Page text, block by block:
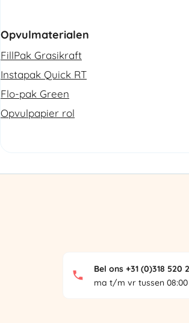
Opvulmaterialen
FillPak Grasikraft
Instapak Quick RT
Flo-pak Green
Opvulpapier rol
Bel ons +31 (0)318 520
ma t/m vr tussen 08:00